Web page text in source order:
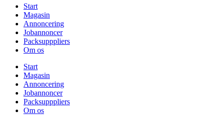
Start
Magasin
Annoncering
Jobannoncer
Packsupppliers
Om os
Start
Magasin
Annoncering
Jobannoncer
Packsupppliers
Om os